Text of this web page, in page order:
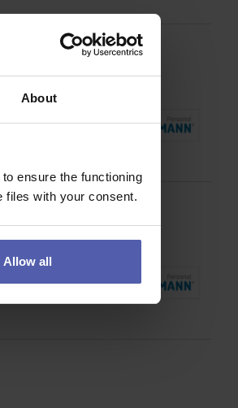
About
ensure the functioning
files with your consent.
Allow all
plánování až po
úplnosti